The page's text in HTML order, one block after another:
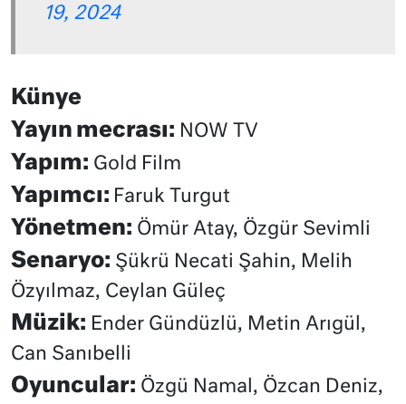
19, 2024
Künye
Yayın mecrası: NOW TV
Yapım: Gold Film
Yapımcı: Faruk Turgut
Yönetmen: Ömür Atay, Özgür Sevimli
Senaryo: Şükrü Necati Şahin, Melih
Özyılmaz, Ceylan Güleç
Müzik: Ender Gündüzlü, Metin Arıgül,
Can Sanıbelli
Oyuncular: Özgü Namal, Özcan Deniz,